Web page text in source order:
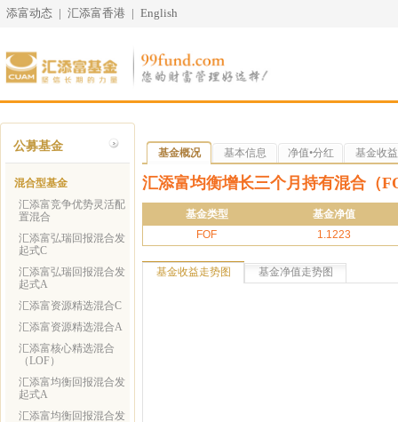
添富动态 | 汇添富香港 | English
公募基金
混合型基金
汇添富竞争优势灵活配
置混合
汇添富弘瑞回报混合发
起式C
汇添富弘瑞回报混合发
起式A
汇添富资源精选混合C
汇添富资源精选混合A
汇添富核心精选混合
（LOF）
汇添富均衡回报混合发
起式A
汇添富均衡回报混合发
基金概况 基本信息 净值•分红 基金收益
汇添富均衡增长三个月持有混合（
基金类型
基金净值
FOF
1.1223
基金收益走势图 基金净值走势图